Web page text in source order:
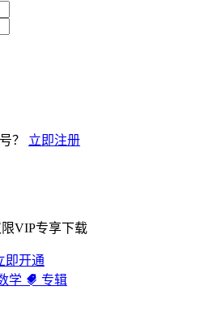
？ 立即注册
VIP专享下载
即开通
学 专辑